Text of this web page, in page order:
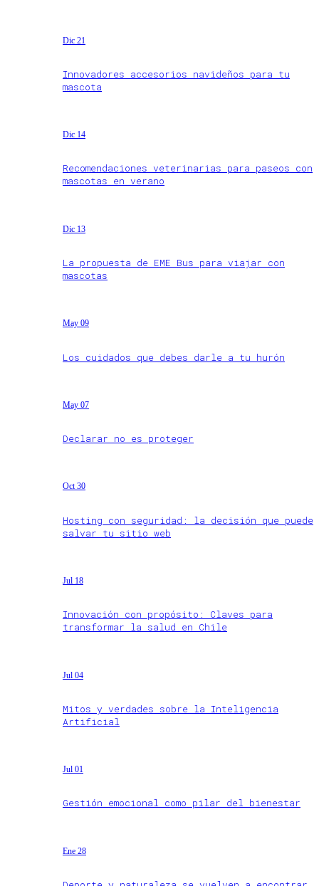
Dic 21
Innovadores accesorios navideños para tu
mascota
Dic 14
Recomendaciones veterinarias para paseos con
mascotas en verano
Dic 13
La propuesta de EME Bus para viajar con
mascotas
May 09
Los cuidados que debes darle a tu hurón
May 07
Declarar no es proteger
Oct 30
Hosting con seguridad: la decisión que puede
salvar tu sitio web
Jul 18
Innovación con propósito: Claves para
transformar la salud en Chile
Jul 04
Mitos y verdades sobre la Inteligencia
Artificial
Jul 01
Gestión emocional como pilar del bienestar
Ene 28